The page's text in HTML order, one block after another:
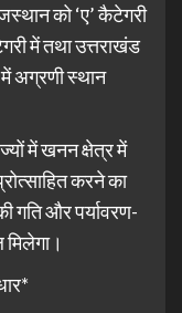
को ‘ए’ कैटेगरी
में तथा उत्तराखंड
अग्रणी स्थान
में खनन क्षेत्र में
करने का
गति और पर्यावरण-